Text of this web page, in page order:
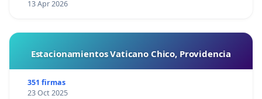
13 Apr 2026
Estacionamientos Vaticano Chico, Providencia
351 firmas
23 Oct 2025